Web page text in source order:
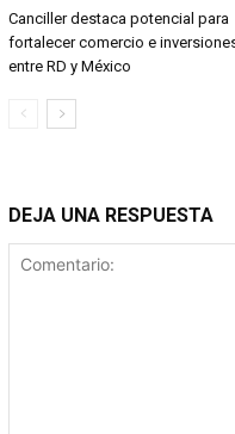
Canciller destaca potencial para
fortalecer comercio e
entre RD y México
DEJA UNA RESPUESTA